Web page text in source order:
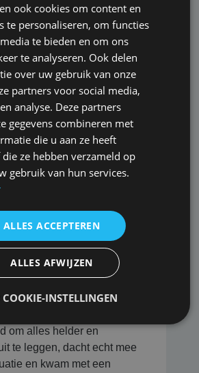
verwerking van mijn
een nieuwe verzekering.
jaren voor mij een
partner voor
die ik nodig heb inzake
van mijn ZZP
Beoordeeld met een
06-2025
tevreden over de
om alles helder en
te leggen, dacht echt mee
en kwam met een
ook cookies om content en
te personaliseren, om functies
te bieden en om ons
te analyseren. Ook delen
over uw gebruik van onze
partners voor social media,
analyse. Deze partners
gegevens combineren met
die u aan ze heeft
ze hebben verzameld op
gebruik van hun services.
ALLES ACCEPTEREN
ALLES AFWIJZEN
COOKIE-INSTELLINGEN